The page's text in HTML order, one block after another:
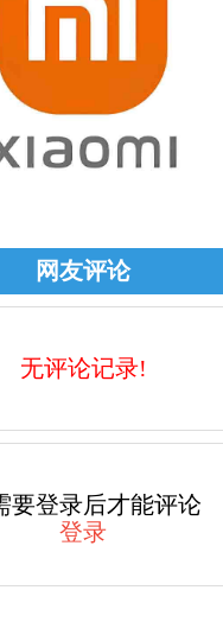
网友评论
无评论记录!
要登录后才能评论
登录